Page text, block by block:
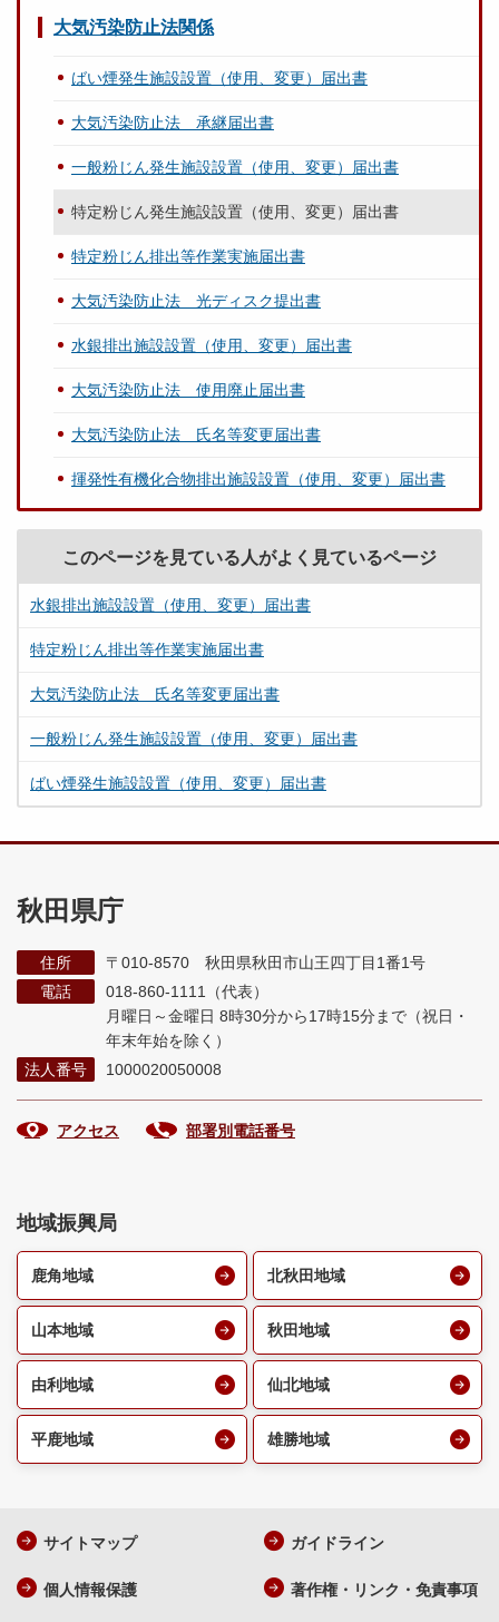
大気汚染防止法関係
ばい煙発生施設設置（使用、変更）届出書
大気汚染防止法 承継届出書
一般粉じん発生施設設置（使用、変更）届出書
特定粉じん発生施設設置（使用、変更）届出書
特定粉じん排出等作業実施届出書
大気汚染防止法 光ディスク提出書
水銀排出施設設置（使用、変更）届出書
大気汚染防止法 使用廃止届出書
大気汚染防止法 氏名等変更届出書
揮発性有機化合物排出施設設置（使用、変更）届出書
このページを見ている人がよく見ているページ
水銀排出施設設置（使用、変更）届出書
特定粉じん排出等作業実施届出書
大気汚染防止法 氏名等変更届出書
一般粉じん発生施設設置（使用、変更）届出書
ばい煙発生施設設置（使用、変更）届出書
秋田県庁
住所
〒010-8570 秋田県秋田市山王四丁目1番1号
電話
018-860-1111（代表）
月曜日～金曜日 8時30分から17時15分まで （祝日・
年末年始を除く）
法人番号
1000020050008
アクセス 部署別電話番号
地域振興局
鹿角地域 北秋田地域
山本地域 秋田地域
由利地域 仙北地域
平鹿地域 雄勝地域
サイトマップ ガイドライン
個人情報保護 著作権・リンク・免責事項